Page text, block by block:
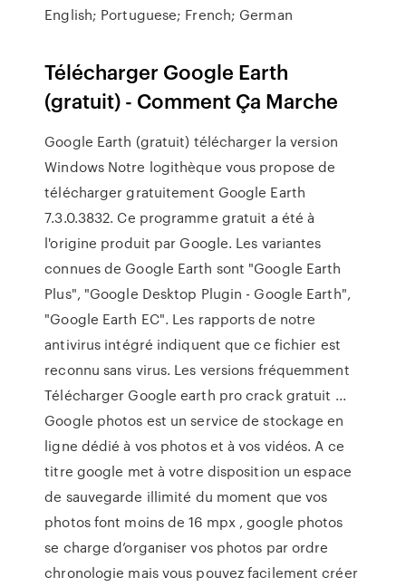
English; Portuguese; French; German
Télécharger Google Earth
(gratuit) - Comment Ça Marche
Google Earth (gratuit) télécharger la version
Windows Notre logithèque vous propose de
télécharger gratuitement Google Earth
7.3.0.3832. Ce programme gratuit a été à
l'origine produit par Google. Les variantes
connues de Google Earth sont "Google Earth
Plus", "Google Desktop Plugin - Google Earth",
"Google Earth EC". Les rapports de notre
antivirus intégré indiquent que ce fichier est
reconnu sans virus. Les versions fréquemment
Télécharger Google earth pro crack gratuit ...
Google photos est un service de stockage en
ligne dédié à vos photos et à vos vidéos. A ce
titre google met à votre disposition un espace
de sauvegarde illimité du moment que vos
photos font moins de 16 mpx , google photos
se charge d’organiser vos photos par ordre
chronologie mais vous pouvez facilement créer